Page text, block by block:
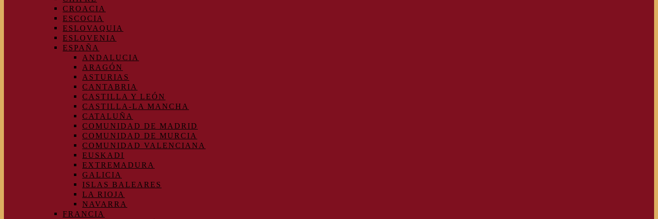
CROACIA
ESCOCIA
ESLOVAQUIA
ESLOVENIA
ESPAÑA
ANDALUCIA
ARAGÓN
ASTURIAS
CANTABRIA
CASTILLA Y LEÓN
CASTILLA-LA MANCHA
CATALUÑA
COMUNIDAD DE MADRID
COMUNIDAD DE MURCIA
COMUNIDAD VALENCIANA
EUSKADI
EXTREMADURA
GALICIA
ISLAS BALEARES
LA RIOJA
NAVARRA
FRANCIA